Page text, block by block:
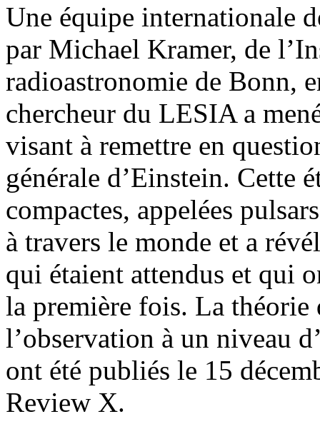
Une équipe internationale
par Michael Kramer, de
radioastronomie de Bonn,
chercheur du LESIA a
visant à remettre en
générale d’Einstein. Cette
compactes, appelées
à travers le monde et a
qui étaient attendus et qui
la première fois. La théorie
l’observation à un niveau
ont été publiés le 15
Review X.